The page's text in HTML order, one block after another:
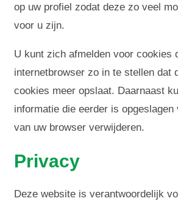
op uw profiel zodat deze zo veel
voor u zijn.
U kunt zich afmelden voor cookies
internetbrowser zo in te stellen dat
cookies meer opslaat. Daarnaast
informatie die eerder is
van uw browser verwijderen.
Privacy
Deze website is verantwoordelijk